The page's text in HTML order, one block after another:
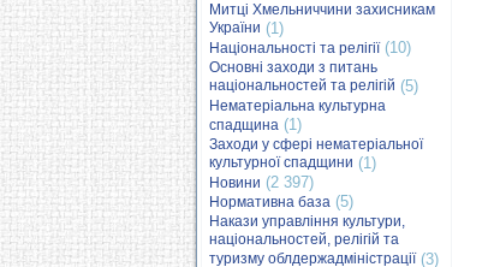
Митці Хмельниччини захисникам
України (1)
Національності та релігії(10)
Основні заходи з питань
національностей та релігій (5)
Нематеріальна культурна
спадщина (1)
Заходи у сфері нематеріальної
культурної спадщини (1)
Новини (2 397)
Нормативна база (5)
Накази управління культури,
національностей, релігій та
туризму облдержадміністрації(3)